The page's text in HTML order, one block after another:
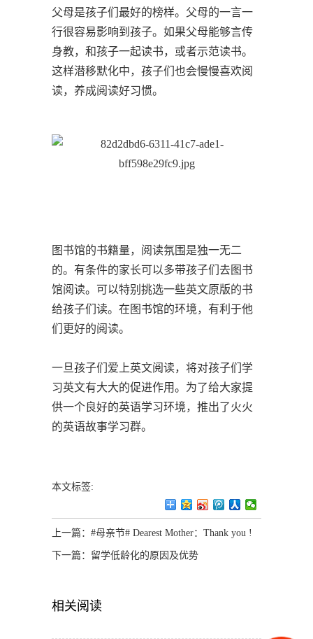
父母是孩子们最好的榜样。父母的一言一
行很容易影响到孩子。如果父母能够言传
身教，和孩子一起读书，或者示范读书。
这样潜移默化中，孩子们也会慢慢喜欢阅
读，养成阅读好习惯。
图书馆的书籍量，阅读氛围是独一无二
的。有条件的家长可以多带孩子们去图书
馆阅读。可以特别挑选一些英文原版的书
给孩子们读。在图书馆的环境，有利于他
们更好的阅读。
一旦孩子们爱上英文阅读，将对孩子们学
习英文有大大的促进作用。为了给大家提
供一个良好的英语学习环境，推出了火火
的英语故事学习群。
本文标签:
上一篇： #母亲节# Dearest Mother：Thank you !
下一篇： 留学低龄化的原因及优势
相关阅读